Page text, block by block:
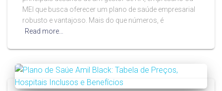
MEI que busca oferecer um plano de saúde empresarial
robusto e vantajoso. Mais do que números, é
Read more…